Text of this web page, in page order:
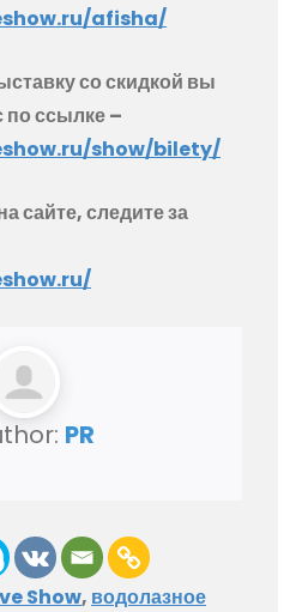
afisha/
со скидкой вы
по ссылке –
show/bilety/
сайте, следите за
PR
Show, водолазное